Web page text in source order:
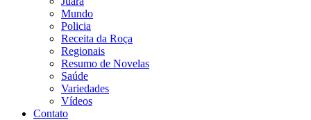
Mundo
Policia
Receita da Roça
Regionais
Resumo de Novelas
Saúde
Variedades
Vídeos
Contato